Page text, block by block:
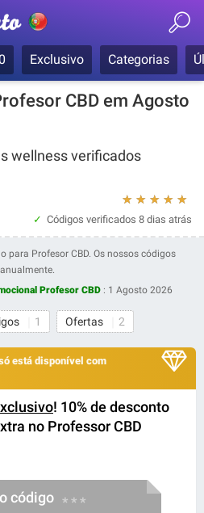
Exclusivo Categorias
CBD em Agosto
wellness verificados
★
★
★
★
★
Códigos verificados 8 dias atrás
para Profesor CBD. Os nossos códigos
Profesor CBD : 1 Agosto 2026
1 Ofertas 2
está disponível com
! 10% de desconto
no Professor CBD
código * * *